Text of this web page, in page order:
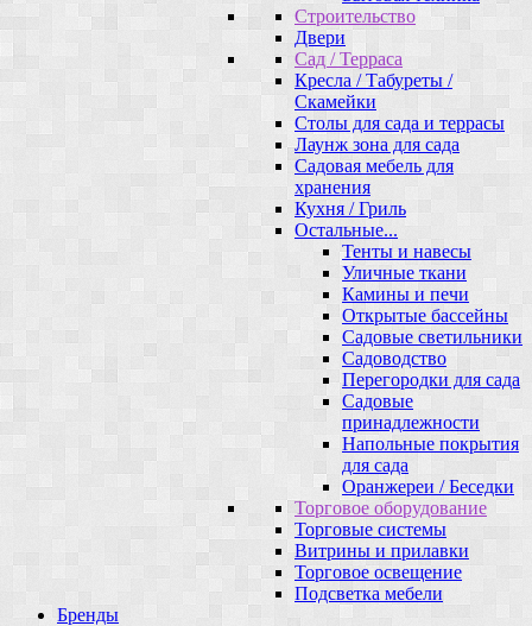
Строительство
Двери
Сад / Терраса
Кресла / Табуреты /
Скамейки
Столы для сада и террасы
Лаунж зона для сада
Садовая мебель для
хранения
Кухня / Гриль
Остальные...
Тенты и навесы
Уличные ткани
Камины и печи
Открытые бассейны
Садовые светильники
Садоводство
Перегородки для сада
Садовые
принадлежности
Напольные покрытия
для сада
Оранжереи / Беседки
Торговое оборудование
Торговые системы
Витрины и прилавки
Торговое освещение
Подсветка мебели
Бренды